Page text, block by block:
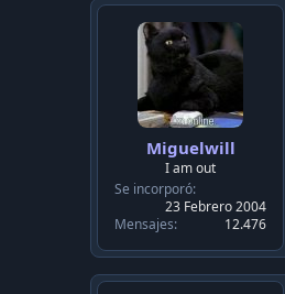
Miguelwill
I am out
Se incorporó
23 Febrero 2004
Mensajes
12.476